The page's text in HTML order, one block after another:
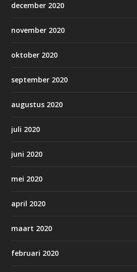
december 2020
november 2020
oktober 2020
september 2020
augustus 2020
juli 2020
juni 2020
mei 2020
april 2020
maart 2020
februari 2020